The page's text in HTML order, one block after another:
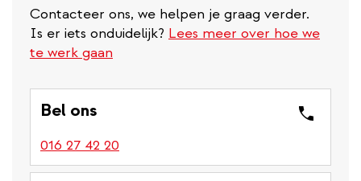
Contacteer ons, we helpen je graag verder.
Is er iets onduidelijk? Lees meer over hoe we
te werk gaan
Bel ons
016 27 42 20